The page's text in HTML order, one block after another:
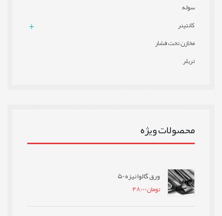
سوله
کانتینر
مخازن تحت فشار
تریلر
محصولات ویژه
ورق گالوانیزه 50
تومان48,000